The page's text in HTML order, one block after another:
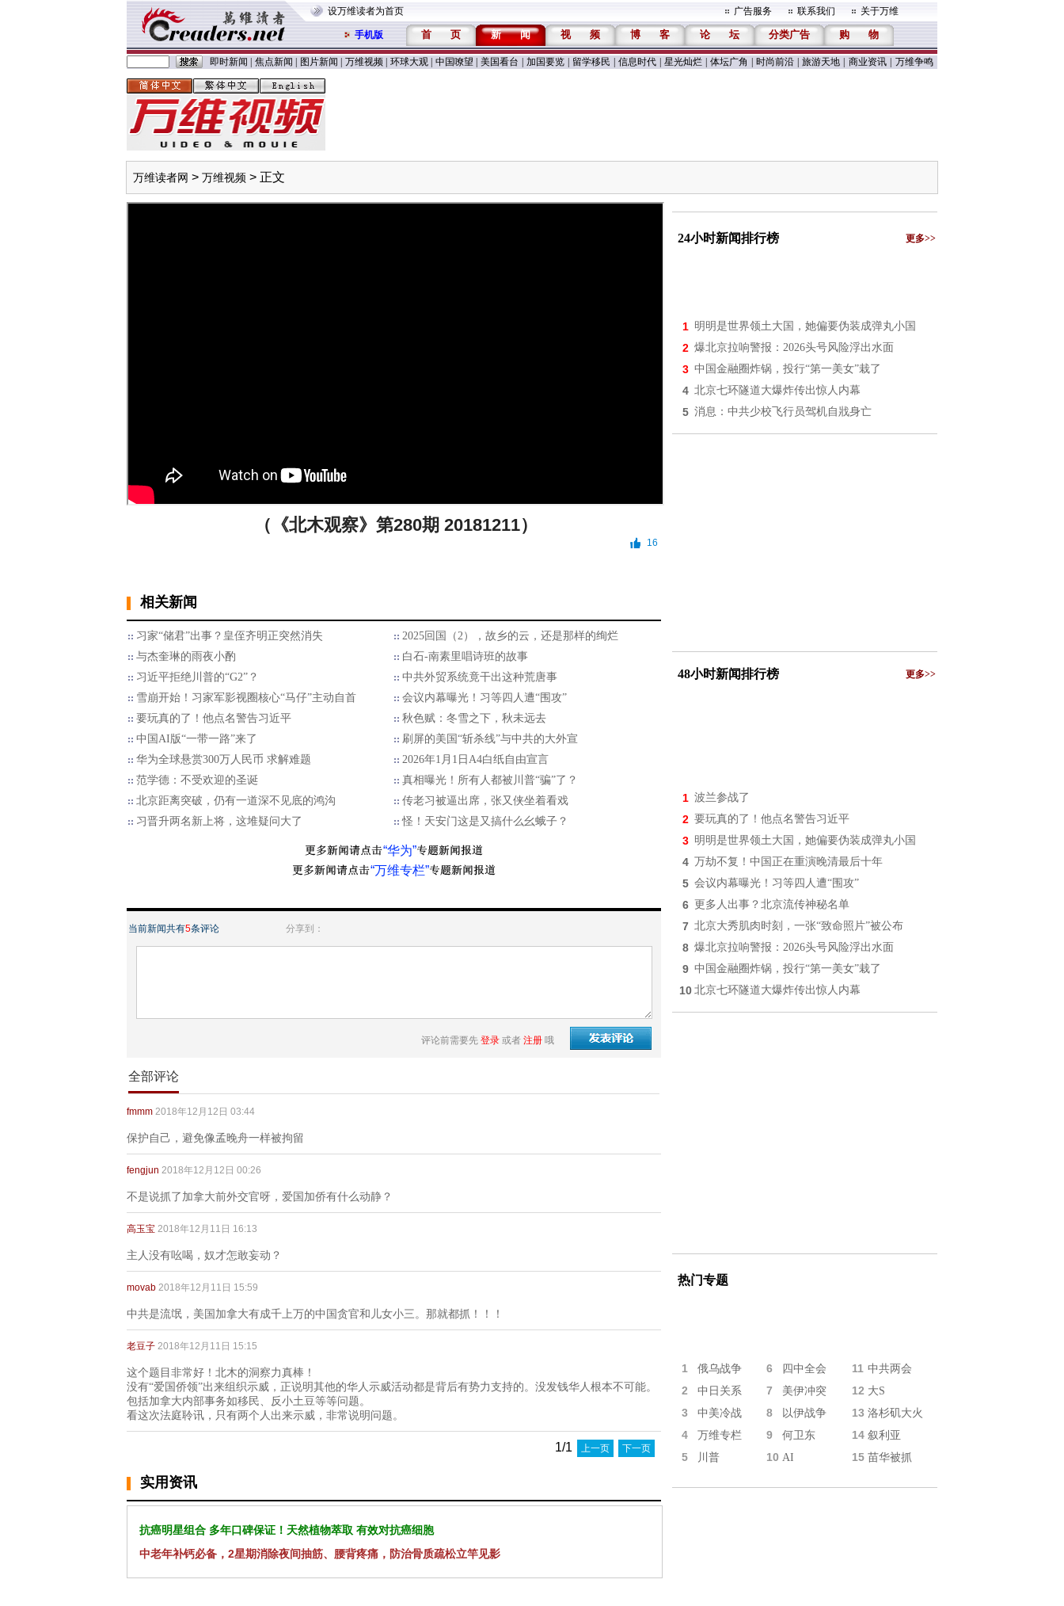
设万维读者为首页 广告服务 联系我们 关于万维
手机版 首 页 新 闻 视 频 博 客 论 坛 分类广告 购 物
即时新闻 焦点新闻 图片新闻 万维视频 环球大观 中国嘹望 美国看台 加国要览 留学移民 信息时代 星光灿烂 体坛广角 时尚前沿 旅游天地 商业资讯 万维争鸣
万维读者网 > 万维视频 > 正文
（《北木观察》第280期 20181211）
16
相关新闻
习家“储君”出事？皇侄齐明正突然消失
2025回国（2），故乡的云，还是那样的绚烂
与杰奎琳的雨夜小酌
白石-南素里唱诗班的故事
习近平拒绝川普的“G2”？
中共外贸系统竟干出这种荒唐事
雪崩开始！习家军影视圈核心“马仔”主动自首
会议内幕曝光！习等四人遭“围攻”
要玩真的了！他点名警告习近平
秋色赋：冬雪之下，秋未远去
中国AI版“一带一路”来了
刷屏的美国“斩杀线”与中共的大外宣
华为全球悬赏300万人民币 求解难题
2026年1月1日A4白纸自由宣言
范学德：不受欢迎的圣诞
真相曝光！所有人都被川普“骗”了？
北京距离突破，仍有一道深不见底的鸿沟
传老习被逼出席，张又侠坐着看戏
习晋升两名新上将，这堆疑问大了
怪！天安门这是又搞什么幺蛾子？
“华为”
“万维专栏”
当前新闻共有5条评论 分享到：
评论前需要先 登录 或者 注册 哦
全部评论
fmmm 2018年12月12日 03:44
保护自己，避免像孟晚舟一样被拘留
fengjun 2018年12月12日 00:26
不是说抓了加拿大前外交官呀，爱国加侨有什么动静？
高玉宝 2018年12月11日 16:13
主人没有吆喝，奴才怎敢妄动？
movab 2018年12月11日 15:59
中共是流氓，美国加拿大有成千上万的中国贪官和儿女小三。那就都抓！！！
老豆子 2018年12月11日 15:15
这个题目非常好！北木的洞察力真棒！
没有“爱国侨领”出来组织示威，正说明其他的华人示威活动都是背后有势力支持的。没发钱华人根本不可能。
包括加拿大内部事务如移民、反小土豆等等问题。
看这次法庭聆讯，只有两个人出来示威，非常说明问题。
1/1 上一页 下一页
实用资讯
抗癌明星组合 多年口碑保证！天然植物萃取 有效对抗癌细胞
中老年补钙必备，2星期消除夜间抽筋、腰背疼痛，防治骨质疏松立竿见影
24小时新闻排行榜 更多>>
1 明明是世界领土大国，她偏要伪装成弹丸小国
2 爆北京拉响警报：2026头号风险浮出水面
3 中国金融圈炸锅，投行“第一美女”栽了
4 北京七环隧道大爆炸传出惊人内幕
5 消息：中共少校飞行员驾机自戕身亡
48小时新闻排行榜 更多>>
1 波兰参战了
2 要玩真的了！他点名警告习近平
3 明明是世界领土大国，她偏要伪装成弹丸小国
4 万劫不复！中国正在重演晚清最后十年
5 会议内幕曝光！习等四人遭“围攻”
6 更多人出事？北京流传神秘名单
7 北京大秀肌肉时刻，一张“致命照片”被公布
8 爆北京拉响警报：2026头号风险浮出水面
9 中国金融圈炸锅，投行“第一美女”栽了
10 北京七环隧道大爆炸传出惊人内幕
热门专题
1 俄乌战争 6 四中全会 11 中共两会
2 中日关系 7 美伊冲突 12 大S
3 中美冷战 8 以伊战争 13 洛杉矶大火
4 万维专栏 9 何卫东 14 叙利亚
5 川普 10 AI 15 苗华被抓